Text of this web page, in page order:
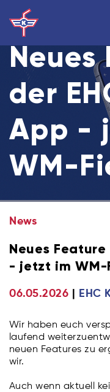
Neues
der
App -
WM-
News
Neues
- jetzt im WM-
06.05.2026 EHC
Wir haben euch
laufend
neuen Features zu
wir.
Auch wenn aktuell